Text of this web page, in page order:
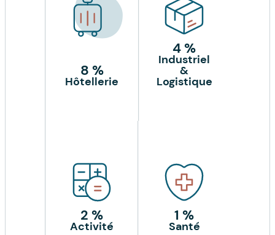
8 %
Hôtellerie
4 %
Industriel
&
Logistique
2 %
Activité
1 %
Santé